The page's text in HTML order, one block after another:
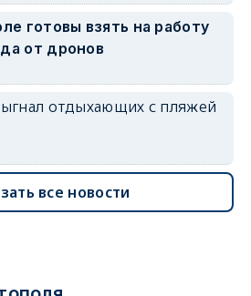
готовы взять на работу
от дронов
отдыхающих с пляжей
все новости